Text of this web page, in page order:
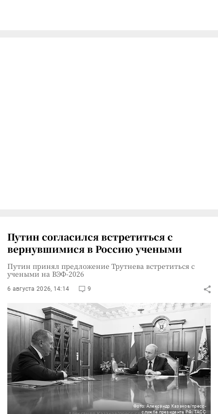
Путин согласился встретиться с
вернувшимися в Россию учеными
Путин принял предложение Трутнева встретиться с
учеными на ВЭФ-2026
6 августа 2026, 14:14 9
Фото: Александр Казаков/пресс-
служба президента РФ/ТАСС